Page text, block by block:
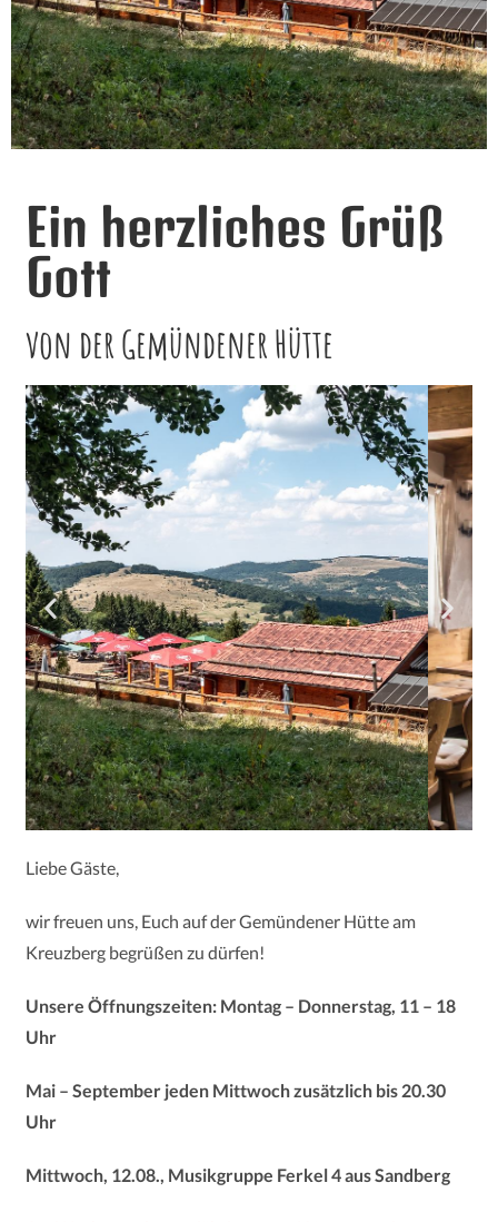
Ein herzliches Grüß
Gott
von der Gemündener Hütte
Liebe Gäste,
wir freuen uns, Euch auf der Gemündener Hütte am
Kreuzberg begrüßen zu dürfen!
Unsere Öffnungszeiten: Montag – Donnerstag, 11 – 18
Uhr
Mai – September jeden Mittwoch zusätzlich bis 20.30
Uhr
Mittwoch, 12.08., Musikgruppe Ferkel 4 aus Sandberg